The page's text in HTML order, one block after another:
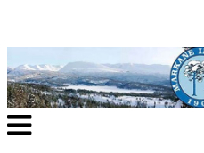
Veksle
navigasjon